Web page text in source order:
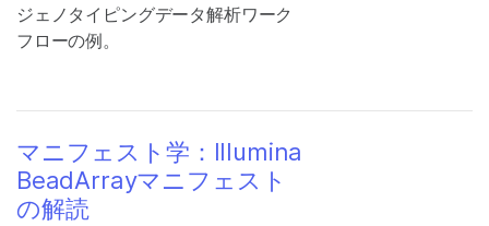
ジェノタイピングデータ解析ワーク
フローの例。
マニフェスト学：Illumina
BeadArrayマニフェスト
の解読